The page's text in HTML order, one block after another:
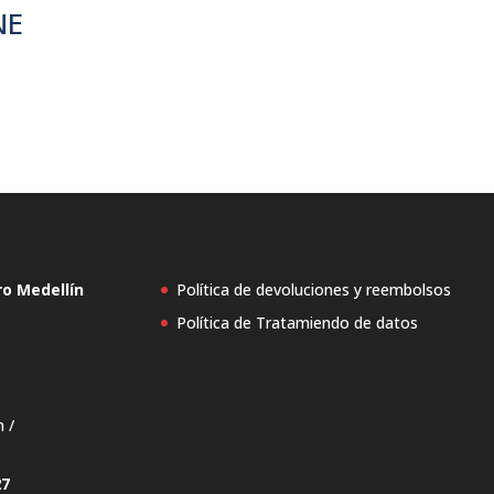
Medellín
/
Política de devoluciones y reembolsos
Política de Tratamiendo de datos